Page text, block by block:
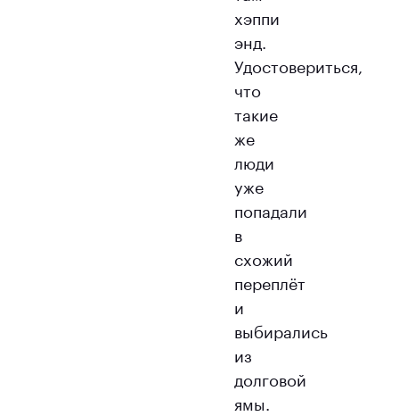
хэппи
энд.
Удостовериться,
что
такие
же
люди
уже
попадали
в
схожий
переплёт
и
выбирались
из
долговой
ямы.